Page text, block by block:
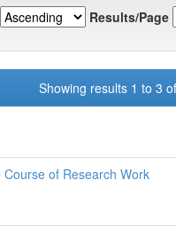
Results/Page
Showing results 1 to 3
of Research Work